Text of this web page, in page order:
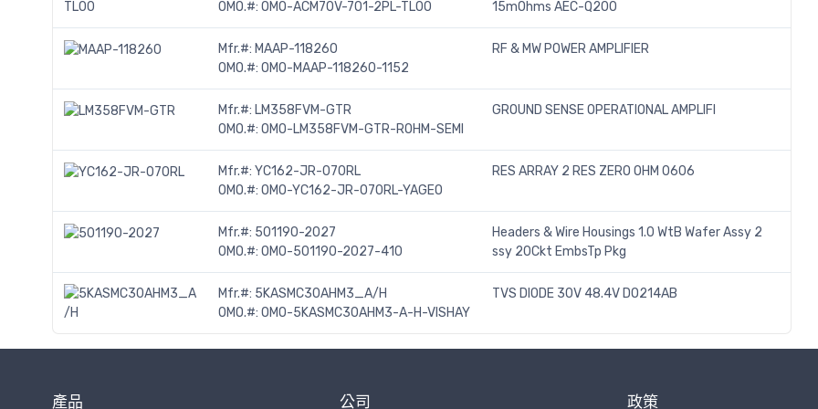
OMO.#: OMO-ACM70V-701-2PL-TL00 15mOhms AEC-Q200
Mfr.#: MAAP-118260
OMO.#: OMO-MAAP-118260-1152
RF & MW POWER AMPLIFIER
Mfr.#: LM358FVM-GTR
OMO.#: OMO-LM358FVM-GTR-ROHM-SEMI
GROUND SENSE OPERATIONAL AMPLIFI
Mfr.#: YC162-JR-070RL
OMO.#: OMO-YC162-JR-070RL-YAGEO
RES ARRAY 2 RES ZERO OHM 0606
Mfr.#: 501190-2027
OMO.#: OMO-501190-2027-410
Headers & Wire Housings 1.0 WtB Wafer Assy 2
ssy 20Ckt EmbsTp Pkg
Mfr.#: 5KASMC30AHM3_A/H
OMO.#: OMO-5KASMC30AHM3-A-H-VISHAY
TVS DIODE 30V 48.4V DO214AB
產品 公司 政策